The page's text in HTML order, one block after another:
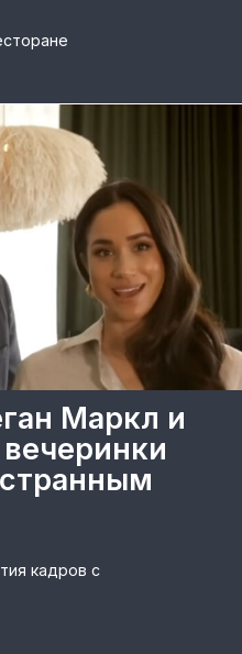
Маркл и
кадров с